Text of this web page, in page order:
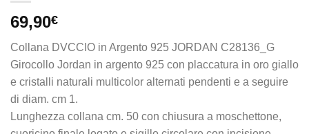
69,90€
Collana DVCCIO in Argento 925 JORDAN C28136_G
Girocollo Jordan in argento 925 con placcatura in oro giallo
e cristalli naturali multicolor alternati pendenti e a seguire
di diam. cm 1.
Lunghezza collana cm. 50 con chiusura a moschettone,